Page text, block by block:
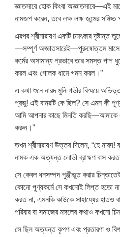
জ্ঞাতসারে হোক কিংবা অজ্ঞাতসারে—এই
নামজপ করেন, তবে লক্ষ লক্ষ জন্মের সঞ্চিত
এরপর শ্রীনারায়ণ একটি চমৎকার দৃষ্টান্ত
—সম্পূর্ণ অজ্ঞাতসারেই—পুরুষোত্তম মাসে
কর্মের অসামান্য প্রভাবে তার সমস্ত পাপ
করল এবং গোলক ধামে গমন করল।”
এ কথা শুনে নারদ মুনি গভীর বিস্ময়ে
প্রভু! এই বানরটি কে ছিল? সে এমন কী
আমি আপনার কাছে মিনতি করছি—আমাকে এই
করুন।”
তখন শ্রীনারায়ণ উত্তর দিলেন, “হে নারদ!
নামক এক অত্যন্ত লোভী ব্রাহ্মণ বাস
সে কেবল ধনসম্পদ পুঞ্জীভূত করার
কোনো পুণ্যকর্মে সে কখনোই লিপ্ত হতো
করত না, এমনকি কাউকে সাহায্যের হাতও
পরিবার বা সমাজের মঙ্গলের কথাও কখনো
সে ছিল অত্যন্ত কৃপণ এবং প্রতারণা ও